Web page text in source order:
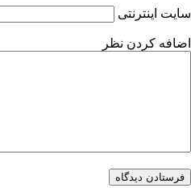
سایت اینترنتی
اضافه کردن نظر
فرستادن دیدگاه